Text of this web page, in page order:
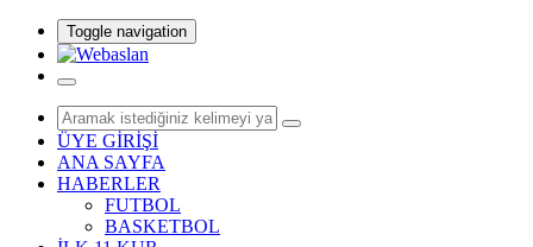
Toggle navigation
ÜYE GİRİŞİ
ANA SAYFA
HABERLER
FUTBOL
BASKETBOL